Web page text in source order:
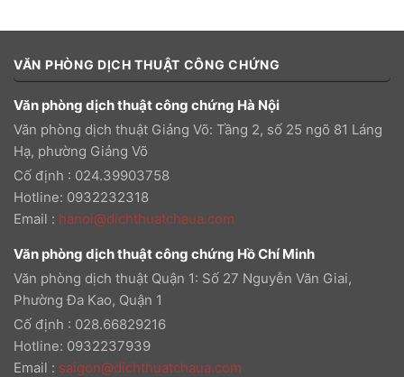
VĂN PHÒNG DỊCH THUẬT CÔNG CHỨNG
Văn phòng dịch thuật công chứng Hà Nội
Văn phòng dịch thuật Giảng Võ: Tầng 2, số 25 ngõ 81 Láng
Hạ, phường Giảng Võ
Cố định : 024.39903758
Hotline: 0932232318
Email : hanoi@dichthuatchaua.com
Văn phòng dịch thuật công chứng Hồ Chí Minh
Văn phòng dịch thuật Quận 1: Số 27 Nguyễn Văn Giai,
Phường Đa Kao, Quận 1
Cố định : 028.66829216
Hotline: 0932237939
Email : saigon@dichthuatchaua.com